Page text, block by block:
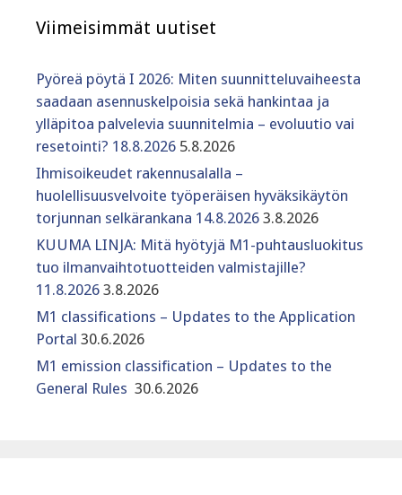
Viimeisimmät uutiset
Pyöreä pöytä I 2026: Miten suunnitteluvaiheesta
saadaan asennuskelpoisia sekä hankintaa ja
ylläpitoa palvelevia suunnitelmia – evoluutio vai
resetointi? 18.8.2026 5.8.2026
Ihmisoikeudet rakennusalalla –
huolellisuusvelvoite työperäisen hyväksikäytön
torjunnan selkärankana 14.8.2026 3.8.2026
KUUMA LINJA: Mitä hyötyjä M1-puhtausluokitus
tuo ilmanvaihtotuotteiden valmistajille?
11.8.2026 3.8.2026
M1 classifications – Updates to the Application
Portal 30.6.2026
M1 emission classification – Updates to the
General Rules 30.6.2026